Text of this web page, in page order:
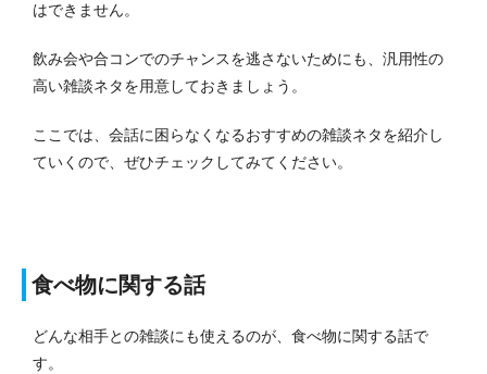
はできません。
飲み会や合コンでのチャンスを逃さないためにも、汎用性の
高い雑談ネタを用意しておきましょう。
ここでは、会話に困らなくなるおすすめの雑談ネタを紹介し
ていくので、ぜひチェックしてみてください。
食べ物に関する話
どんな相手との雑談にも使えるのが、食べ物に関する話で
す。